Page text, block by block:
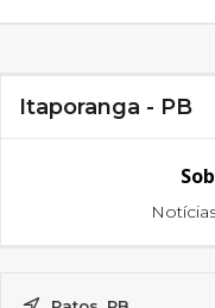
Itaporanga - PB